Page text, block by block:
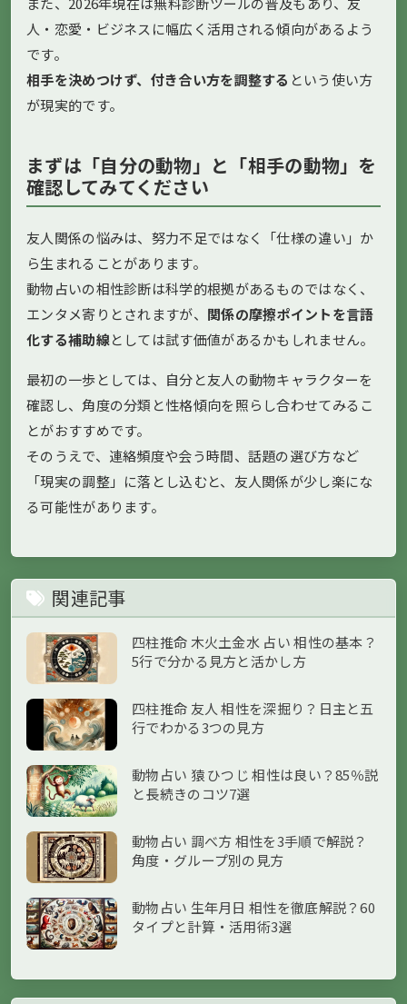
人・恋愛・ビジネスに幅広く活用される傾向があるよう
です。
相手を決めつけず、付き合い方を調整する という使い方
が現実的です。
まずは「自分の動物」と「相手の動物」を
確認してみてください
友人関係の悩みは、努力不足ではなく「仕様の違い」か
ら生まれることがあります。
動物占いの相性診断は科学的根拠があるものではなく、
エンタメ寄りとされますが、 関係の摩擦ポイントを言語
化する補助線としては試す価値があるかもしれません。
最初の一歩としては、自分と友人の動物キャラクターを
確認し、角度の分類と性格傾向を照らし合わせてみるこ
とがおすすめです。
そのうえで、連絡頻度や会う時間、話題の選び方など
「現実の調整」に落とし込むと、友人関係が少し楽にな
る可能性があります。
関連記事
四柱推命 木火土金水 占い 相性の基本？
5行で分かる見方と活かし方
四柱推命 友人 相性を深掘り？日主と五
行でわかる3つの見方
動物占い 猿 ひつじ 相性は良い？85％説
と長続きのコツ7選
動物占い 調べ方 相性を3手順で解説？
角度・グループ別の見方
動物占い 生年月日 相性を徹底解説？60
タイプと計算・活用術3選